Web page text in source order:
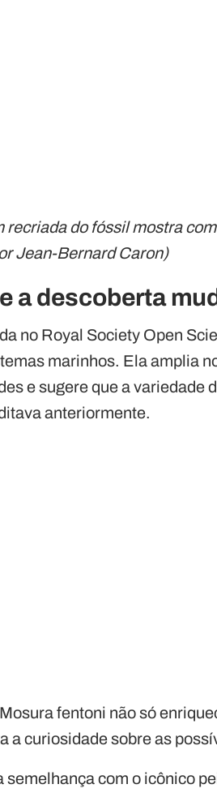
recriada do fóssil mostra
Jean-Bernard Caron)
a descoberta
no Royal Society Open
marinhos. Ela amplia
e sugere que a variedade
anteriormente.
fentoni não só
a curiosidade sobre as
semelhança com o icônico